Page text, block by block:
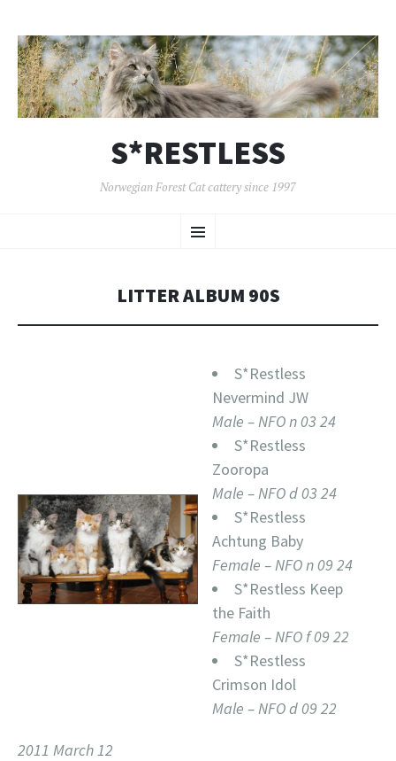
S*RESTLESS
Norwegian Forest Cat cattery since 1997
Menu
TO
LITTER ALBUM 90S
S*Restless
Nevermind JW
Male – NFO n 03 24
S*Restless
Zooropa
Male – NFO d 03 24
S*Restless
Achtung Baby
Female – NFO n 09 24
S*Restless Keep
the Faith
Female – NFO f 09 22
S*Restless
Crimson Idol
Male – NFO d 09 22
2011 March 12